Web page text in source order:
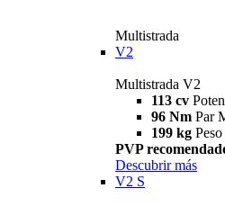
Multistrada
V2
Multistrada V2
113 cv
96 Nm Par
199 kg
PVP
Descubrir más
V2 S